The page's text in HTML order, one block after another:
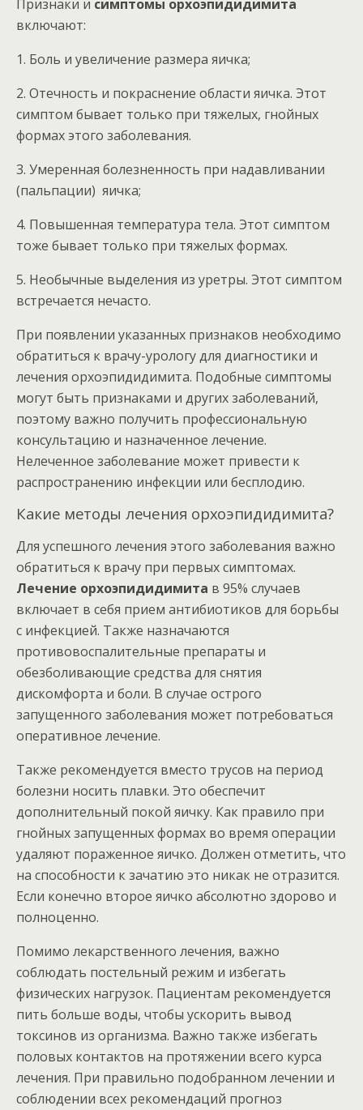
Признаки и симптомы орхоэпидидимита
включают:
1. Боль и увеличение размера яичка;
2. Отечность и покраснение области яичка. Этот
симптом бывает только при тяжелых, гнойных
формах этого заболевания.
3. Умеренная болезненность при надавливании
(пальпации) яичка;
4. Повышенная температура тела. Этот симптом
тоже бывает только при тяжелых формах.
5. Необычные выделения из уретры. Этот симптом
встречается нечасто.
При появлении указанных признаков необходимо
обратиться к врачу-урологу для диагностики и
лечения орхоэпидидимита. Подобные симптомы
могут быть признаками и других заболеваний,
поэтому важно получить профессиональную
консультацию и назначенное лечение.
Нелеченное заболевание может привести к
распространению инфекции или бесплодию.
Какие методы лечения орхоэпидидимита?
Для успешного лечения этого заболевания важно
обратиться к врачу при первых симптомах.
Лечение орхоэпидидимита в 95% случаев
включает в себя прием антибиотиков для борьбы
с инфекцией. Также назначаются
противовоспалительные препараты и
обезболивающие средства для снятия
дискомфорта и боли. В случае острого
запущенного заболевания может потребоваться
оперативное лечение.
Также рекомендуется вместо трусов на период
болезни носить плавки. Это обеспечит
дополнительный покой яичку. Как правило при
гнойных запущенных формах во время операции
удаляют пораженное яичко. Должен отметить, что
на способности к зачатию это никак не отразится.
Если конечно второе яичко абсолютно здорово и
полноценно.
Помимо лекарственного лечения, важно
соблюдать постельный режим и избегать
физических нагрузок. Пациентам рекомендуется
пить больше воды, чтобы ускорить вывод
токсинов из организма. Важно также избегать
половых контактов на протяжении всего курса
лечения. При правильно подобранном лечении и
соблюдении всех рекомендаций прогноз